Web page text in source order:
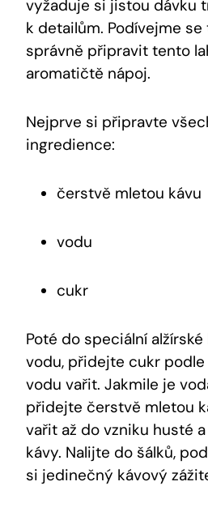
vyžaduje si jistou dávku
k detailům. Podívejme
správně připravit tento
aromatičtě nápoj.
Nejprve si připravte
ingredience:
čerstvě mletou kávu
vodu
cukr
Poté do speciální
vodu, přidejte cukr
vodu vařit. Jakmile je
přidejte čerstvě mletou
vařit až do vzniku husté
kávy. Nalijte do šálků,
si jedinečný kávový